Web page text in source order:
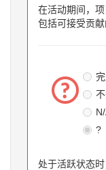
在活动期间，
包括可接受贡献
?
处于活跃状态